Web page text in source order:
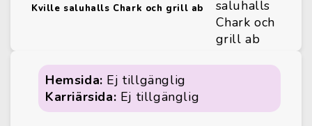
Kville saluhalls Chark och grill ab
Hemsida: Ej tillgänglig
Karriärsida: Ej tillgänglig